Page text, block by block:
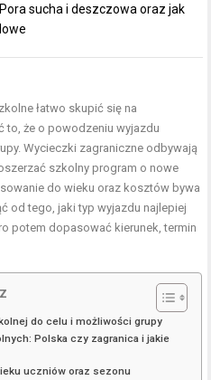
sucha i deszczowa oraz jak
łatwo skupić się na
to, że o powodzeniu wyjazdu
Wycieczki zagraniczne odbywają
szkolny program o nowe
do wieku oraz kosztów bywa
od tego, jaki typ wyjazdu najlepiej
potem dopasować kierunek, termin
do celu i możliwości grupy
Polska czy zagranica i jakie
uczniów oraz sezonu